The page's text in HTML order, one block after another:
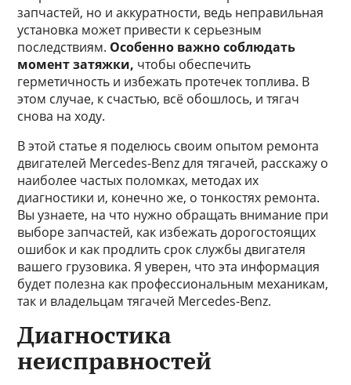
запчастей, но и аккуратности, ведь неправильная
установка может привести к серьезным
последствиям. Особенно важно соблюдать
момент затяжки, чтобы обеспечить
герметичность и избежать протечек топлива. В
этом случае, к счастью, всё обошлось, и тягач
снова на ходу.
В этой статье я поделюсь своим опытом ремонта
двигателей Mercedes-Benz для тягачей, расскажу о
наиболее частых поломках, методах их
диагностики и, конечно же, о тонкостях ремонта.
Вы узнаете, на что нужно обращать внимание при
выборе запчастей, как избежать дорогостоящих
ошибок и как продлить срок службы двигателя
вашего грузовика. Я уверен, что эта информация
будет полезна как профессиональным механикам,
так и владельцам тягачей Mercedes-Benz.
Диагностика
неисправностей